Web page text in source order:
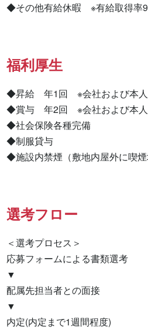
◆その他有給休暇　※有給取得率
福利厚生
◆昇給　年1回　※会社および本
◆賞与　年2回　※会社および本
◆社会保険各種完備
◆制服貸与
◆施設内禁煙（敷地内屋外に喫煙
選考フロー
＜選考プロセス＞
応募フォームによる書類選考
▼
配属先担当者との面接
▼
内定(内定まで1週間程度)